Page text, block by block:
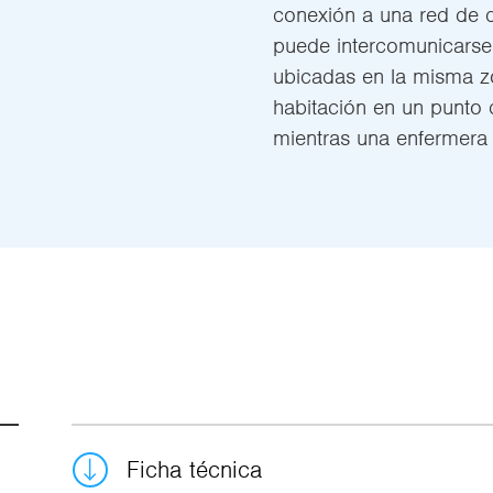
conexión a una red de
puede
ubicadas en la misma
habitación en un
mientras una
Ficha técnica